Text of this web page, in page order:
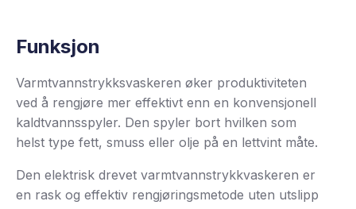
Funksjon
Varmtvannstrykksvaskeren øker produktiviteten
ved å rengjøre mer effektivt enn en konvensjonell
kaldtvannsspyler. Den spyler bort hvilken som
helst type fett, smuss eller olje på en lettvint måte.
Den elektrisk drevet varmtvannstrykkvaskeren er
en rask og effektiv rengjøringsmetode uten utslipp